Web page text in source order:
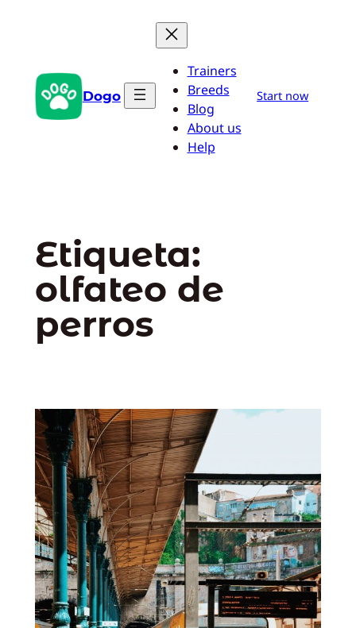
Dogo
Trainers
Breeds
Blog
About us
Help
Start now
Etiqueta:
olfateo de
perros